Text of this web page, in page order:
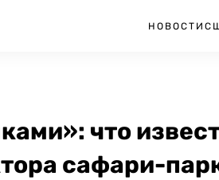
НОВОСТИ
что
сафари-